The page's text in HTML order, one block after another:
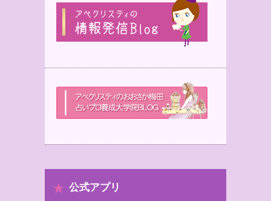
公式アプリ